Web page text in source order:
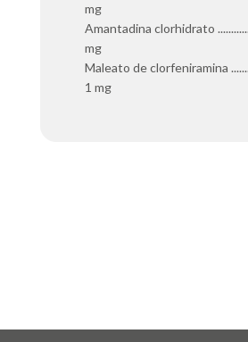
mg
Amantadina clorhidrato
mg
Maleato de clorfeniramina
1 mg